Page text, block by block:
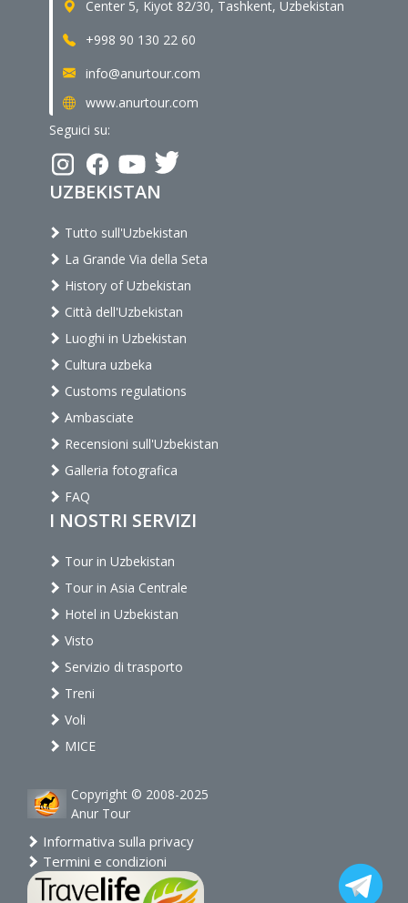
Center 5, Kiyot 82/30, Tashkent, Uzbekistan
+998 90 130 22 60
info@anurtour.com
www.anurtour.com
Seguici su:
UZBEKISTAN
Tutto sull'Uzbekistan
La Grande Via della Seta
History of Uzbekistan
Città dell'Uzbekistan
Luoghi in Uzbekistan
Cultura uzbeka
Customs regulations
Ambasciate
Recensioni sull'Uzbekistan
Galleria fotografica
FAQ
I NOSTRI SERVIZI
Tour in Uzbekistan
Tour in Asia Centrale
Hotel in Uzbekistan
Visto
Servizio di trasporto
Treni
Voli
MICE
Copyright © 2008-2025
Anur Tour
Informativa sulla privacy
Termini e condizioni